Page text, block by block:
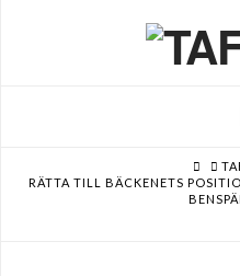
HOME
RÄTTA TILL BÄCKENETS